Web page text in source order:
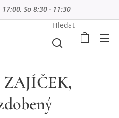
17:00, So 8:30 - 11:30
Hledat
ZAJÍČEK,